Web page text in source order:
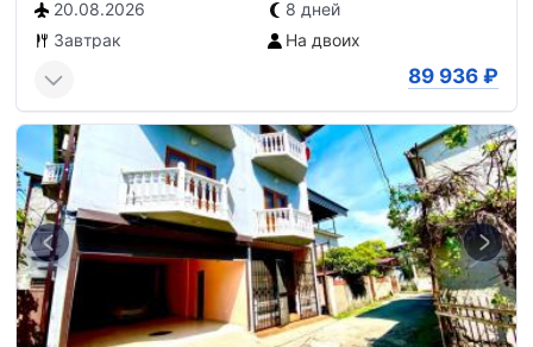
20.08.2026
8 дней
Завтрак
На двоих
89 936 ₽